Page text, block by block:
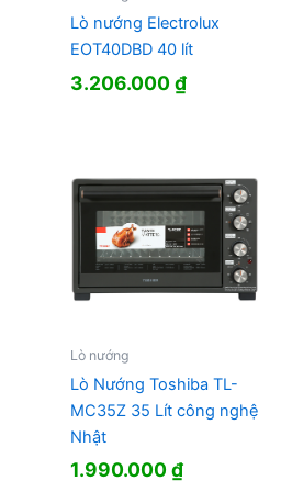
Lò nướng Electrolux
EOT40DBD 40 lít
3.206.000₫
Lò nướng
Lò Nướng Toshiba TL-
MC35Z 35 Lít công nghệ
Nhật
1.990.000₫